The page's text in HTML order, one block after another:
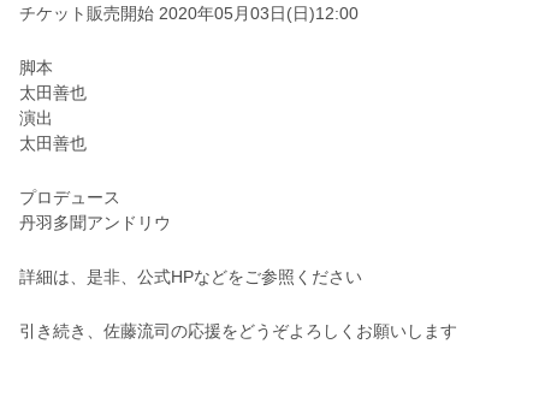
チケット販売開始 2020年05月03日(日)12:00
脚本
太田善也
演出
太田善也
プロデュース
丹羽多聞アンドリウ
詳細は、是非、公式HPなどをご参照ください
引き続き、佐藤流司の応援をどうぞよろしくお願いします